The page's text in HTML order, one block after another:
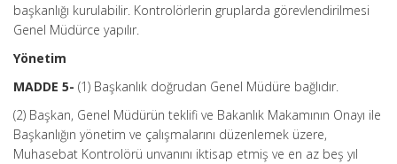
başkanlığı kurulabilir. Kontrolörlerin gruplarda görevlendirilmesi
Genel Müdürce yapılır.
Yönetim
MADDE 5- (1) Başkanlık doğrudan Genel Müdüre bağlıdır.
(2) Başkan, Genel Müdürün teklifi ve Bakanlık Makamının Onayı ile
Başkanlığın yönetim ve çalışmalarını düzenlemek üzere,
Muhasebat Kontrolörü unvanını iktisap etmiş ve en az beş yıl